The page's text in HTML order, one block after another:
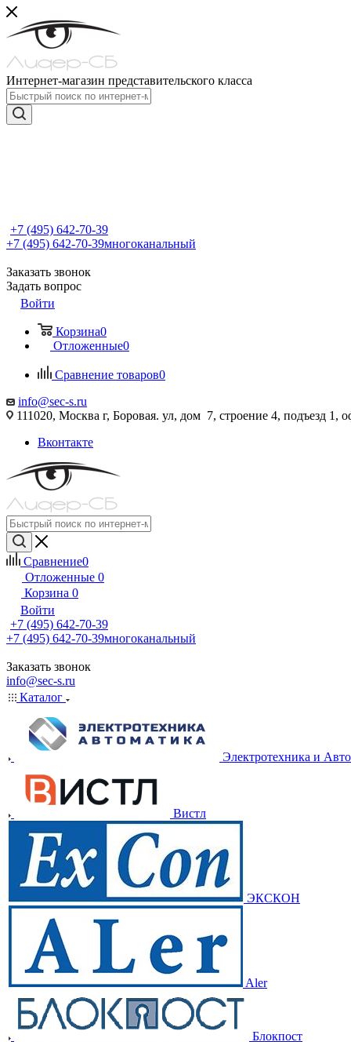
Интернет-магазин представительского класса
+7 (495) 642-70-39
+7 (495) 642-70-39многоканальный
Заказать звонок
Задать вопрос
Войти
Корзина0
Отложенные0
Сравнение товаров0
info@sec-s.ru
111020, Москва г, Боровая. ул, дом 7, строение 4, подъезд 1,
Вконтакте
Сравнение0
Отложенные 0
Корзина 0
Войти
+7 (495) 642-70-39
+7 (495) 642-70-39многоканальный
Заказать звонок
info@sec-s.ru
Каталог
Электротехника и
Вистл
ЭКСКОН
Aler
Блокпост